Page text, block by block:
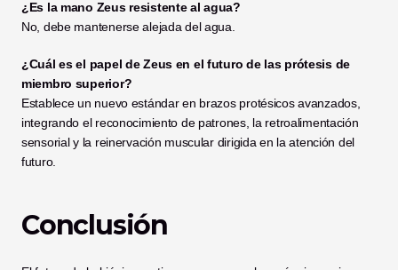
¿Es la mano Zeus resistente al agua?
No, debe mantenerse alejada del agua.
¿Cuál es el papel de Zeus en el futuro de las prótesis de
miembro superior?
Establece un nuevo estándar en brazos protésicos avanzados,
integrando el reconocimiento de patrones, la retroalimentación
sensorial y la reinervación muscular dirigida en la atención del
futuro.
Conclusión